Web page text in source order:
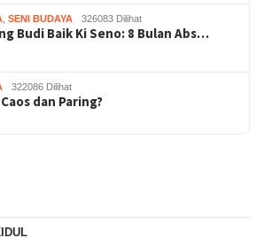
SENI BUDAYA 326083 Dilihat
Budi Baik Ki Seno: 8 Bulan Abs…
322086 Dilihat
dan Paring?